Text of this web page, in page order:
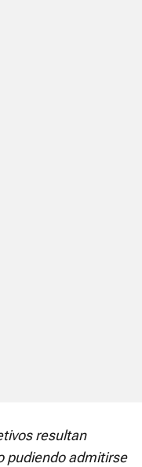
resultan
pudiendo admitirse